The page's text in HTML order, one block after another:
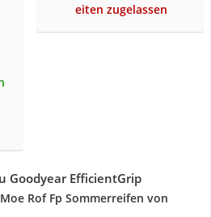
eiten zugelassen
Goodyear EfficientGrip
Rof Fp Sommerreifen von